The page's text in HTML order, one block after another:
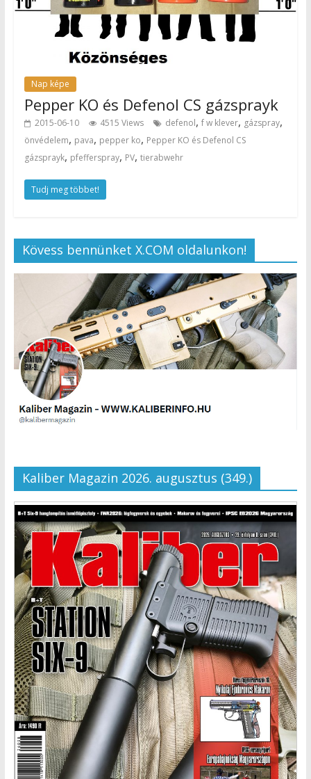
Nap képe
Pepper KO és Defenol CS gázsprayk
2015-06-10 4515 Views defenol, f w klever, gázspray,
önvédelem, pava, pepper ko, Pepper KO és Defenol CS
gázsprayk, pfefferspray, PV, tierabwehr
Tudj meg többet!
Kövess bennünket X.COM oldalunkon!
Kaliber Magazin 2026. augusztus (349.)